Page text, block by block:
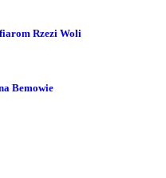
Rzezi Woli
Bemowie